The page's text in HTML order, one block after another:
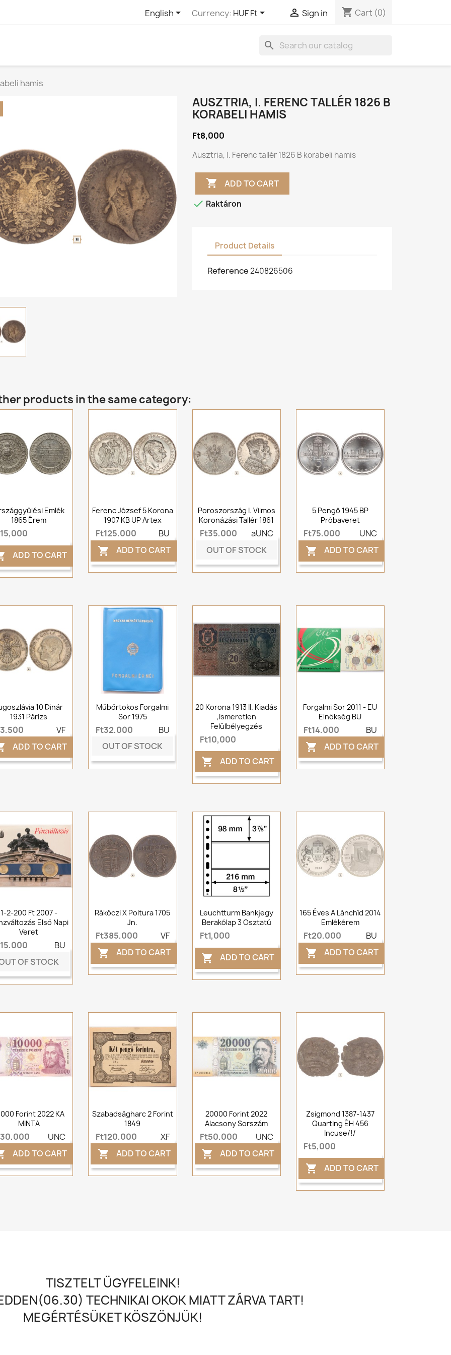
English Currency: HUF Ft  Sign in shopping_cart Cart (0)
search
hamis
AUSZTRIA, I. FERENC TALLÉR 1826 B
KORABELI HAMIS
Ft8,000
Ausztria, I. Ferenc tallér 1826 B korabeli hamis
 ADD TO CART
 Raktáron
Product Details
Reference240826506
products in the same category:
Emlék
1865 Érem
ADD TO CART
Ferenc József 5 Korona
1907 KB UP Artex
Ft125,000 BU
 ADD TO CART
Poroszország I. Vilmos
Koronázási Tallér 1861
Ft35,000
aUNC
OUT OF STOCK
5 Pengő 1945 BP
Próbaveret
Ft75,000 UNC
 ADD TO CART
10 Dinár
1931 Párizs
VF
ADD TO CART
Műbőrtokos Forgalmi
Sor 1975
Ft32,000
BU
OUT OF STOCK
20 Korona 1913 II. Kiadás
,Ismeretlen
Felülbélyegzés
Ft10,000
 ADD TO CART
Forgalmi Sor 2011 - EU
Elnökség BU
Ft14,000 BU
 ADD TO CART
1-2-200 Ft 2007 -
Első Napi
Veret
BU
OF STOCK
Rákóczi X Poltura 1705
Jn.
Ft385,000 VF
 ADD TO CART
Leuchtturm Bankjegy
Berakólap 3 Osztatú
Ft1,000
 ADD TO CART
165 Éves A Lánchíd 2014
Emlékérem
Ft20,000 BU
 ADD TO CART
Forint 2022 KA
MINTA
UNC
ADD TO CART
Szabadságharc 2 Forint
1849
Ft120,000 XF
 ADD TO CART
20000 Forint 2022
Alacsony Sorszám
Ft50,000 UNC
 ADD TO CART
Zsigmond 1387-1437
Quarting ÉH 456
Incuse/!/
Ft5,000
 ADD TO CART
TISZTELT ÜGYFELEINK!
TECHNIKAI OKOK MIATT ZÁRVA TART!
MEGÉRTÉSÜKET KÖSZÖNJÜK!